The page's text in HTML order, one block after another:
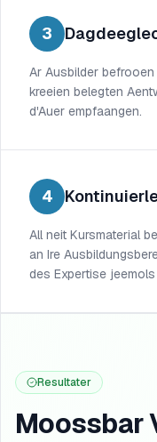
3
Ar Ausbilder
kreeien belegten
d'Auer empfaangen.
4
All neit Kursmaterial
an Ire
des Expertise
Resultater
Moossbar